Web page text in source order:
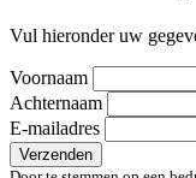
Vul hieronder uw
Voornaam
Achternaam
E-mailadres
Verzenden